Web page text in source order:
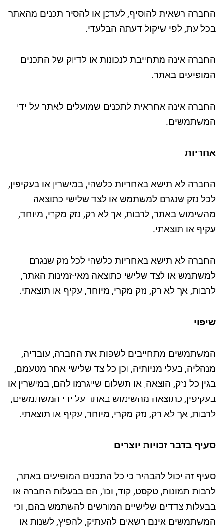
החברה רשאית להוסיף, לעדכן או להסיר תכנים מהאתר
בכל עת, לפי שיקול דעתה הבלעדי.
החברה אינה מתחייבת לנכונות או לדיוק של התכנים
המופיעים באתר.
החברה אינה אחראית לתכנים שמועלים לאתר על ידי
המשתמשים.
אחריות
החברה לא תישא באחריות כלשהי, במישרין או בעקיפין,
לכל נזק שנגרם למשתמש או לצד שלישי כתוצאה
מהשימוש באתר, לרבות, אך לא רק, נזק מקרי, מיוחד,
עקיף או תוצאתי.
החברה לא תישא באחריות כלשהי לכל נזק שנגרם
למשתמש או לצד שלישי כתוצאה מאי-זמינות האתר,
לרבות, אך לא רק, נזק מקרי, מיוחד, עקיף או תוצאתי.
שיפוי
המשתמשים מתחייבים לשפות את החברה, עובדיה,
מנהליה, בעלי מניותיה, וכן כל צד שלישי אחר מטעמם,
בגין כל נזק, הוצאה, או תשלום שייגרמו להם, במישרין או
בעקיפין, כתוצאה מהשימוש באתר על ידי המשתמשים,
לרבות, אך לא רק, נזק מקרי, מיוחד, עקיף או תוצאתי.
סעיף בדבר זכויות יוצרים
סעיף זה יכול להבהיר כי כל התכנים המופיעים באתר,
לרבות תמונות, טקסט, קוד, וכו', הם בבעלות החברה או
בבעלות צדדים שלישיים המורשים להשתמש בהם, וכי
המשתמשים אינם רשאים להעתיק, להפיץ, לשנות או